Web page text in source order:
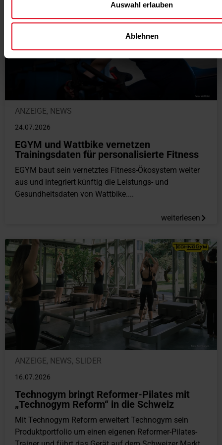
Auswahl erlauben
Ablehnen
ANZEIGE, NEWS
24.07.2026
EGYM und Wattbike vernetzen
Trainingsdaten für personalisierte Fitness
EGYM baut sein vernetztes Fitness-Ökosystem weiter
aus und integriert künftig die Leistungs- und
Gesundheitsdaten von Wattbike....
weiterlesen
ANZEIGE, NEWS, SLIDER
16.07.2026
Technogym bringt Reformer-Pilates mit
„Technogym Reform“ in die Schweiz
Mit Technogym Reform erweitert Technogym sein
Produktportfolio um einen eigenen Reformer-Pilates-